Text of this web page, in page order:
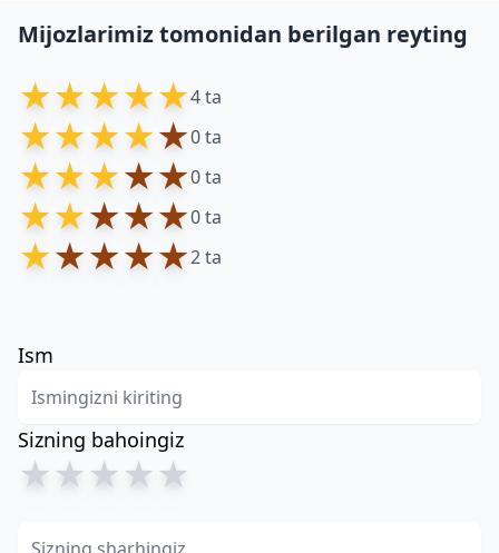
Mijozlarimiz tomonidan berilgan reyting
★★★★★4 ta
★★★★★0 ta
★★★★★0 ta
★★★★★0 ta
★★★★★2 ta
Ism
Sizning bahoingiz
★★★★★